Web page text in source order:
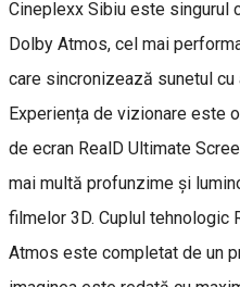
Cineplexx Sibiu este singurul
Dolby Atmos, cel mai
care sincronizează sunetul cu
Experiența de vizionare este
de ecran RealD Ultimate
mai multă profunzime și
filmelor 3D. Cuplul tehnologic
Atmos este completat de un